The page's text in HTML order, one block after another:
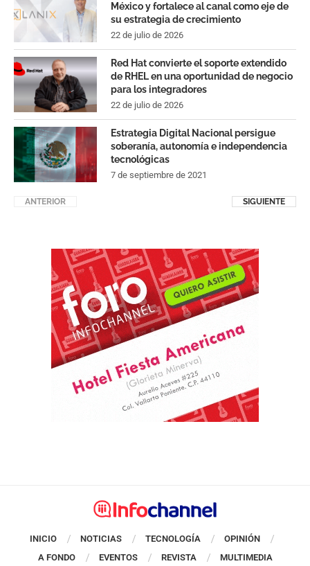
México y fortalece al canal como eje de
su estrategia de crecimiento
22 de julio de 2026
Red Hat convierte el soporte extendido
de RHEL en una oportunidad de negocio
para los integradores
22 de julio de 2026
Estrategia Digital Nacional persigue
soberanía, autonomía e independencia
tecnológicas
7 de septiembre de 2021
ANTERIOR SIGUIENTE
INICIO NOTICIAS TECNOLOGÍA
OPINIÓN
A FONDO
EVENTOS REVISTA MULTIMEDIA